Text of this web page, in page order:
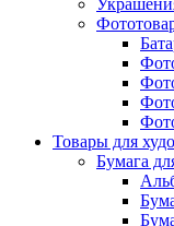
Товары для
Бумага